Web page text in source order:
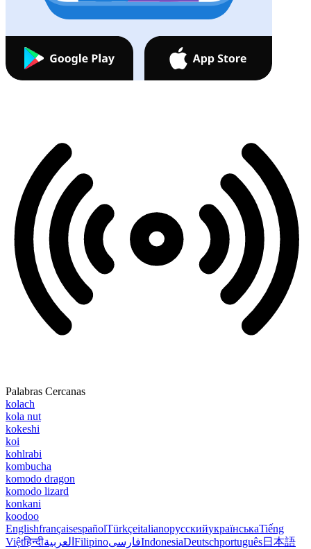
Palabras Cercanas
kolach
kola nut
kokeshi
koi
kohlrabi
kombucha
komodo dragon
komodo lizard
konkani
koodoo
EnglishfrançaisespañolTürkçeitalianoрусскийукраїнськаTiếng
Việtहिन्दीالعربية FilipinoفارسیIndonesiaDeutschportuguês日本語